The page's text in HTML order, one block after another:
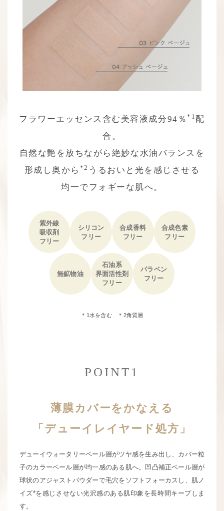
フラワーエッセンス含む美容液成分94％*1配
合。
自然な艶を放ちながら絶妙な水油バランスを
形成し奥から *2 うるおいと光を感じさせる
均一でフォギーな肌へ。
紫外線
吸収剤
フリー
シリコン
フリー
合成香料
フリー
合成色素
フリー
無鉱物油
石油系
界面活性剤
フリー
パラベン
フリー
＊1水を含む ＊2角質層
POINT1
薄膜カバーをかなえる
「デューイレイヤード処方」
デューイウォータリーベール層がツヤ感を生み出し、カバー粒
子のカラーベール層が均一感のある肌へ。
凹凸補正ベール層が
球状のアジャストパウダーで毛穴をソフトフォーカスし、 肌ノ
イズ*を感じさせない光沢感のある肌印象を長時間キープしま
す。